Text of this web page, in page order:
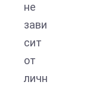
не
зави
сит
от
личн